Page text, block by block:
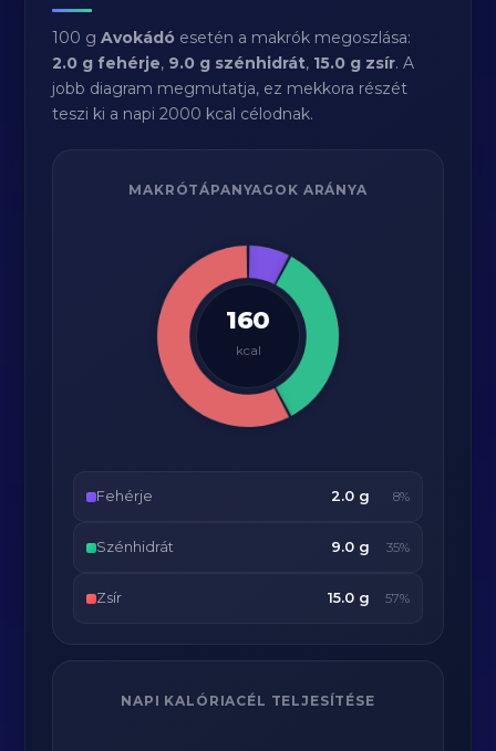
100 gAvokádó esetén a makrók megoszlása:
2.0 g fehérje, 9.0 g szénhidrát, 15.0 g zsír. A
jobb diagram megmutatja, ez mekkora részét
teszi ki a napi 2000 kcal célodnak.
MAKRÓTÁPANYAGOK ARÁNYA
160
kcal
Fehérje 2.0 g 8%
Szénhidrát 9.0 g 35%
Zsír 15.0 g 57%
NAPI KALÓRIACÉL TELJESÍTÉSE